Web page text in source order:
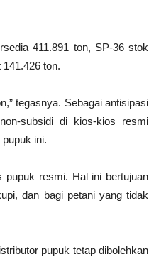
411.891 ton, SP-36 stok
ton.
tegasnya. Sebagai antisipasi
subsidi di kios-kios resmi
ini.
pupuk resmi. Hal ini bertujuan
dan bagi petani yang tidak
pupuk tetap dibolehkan